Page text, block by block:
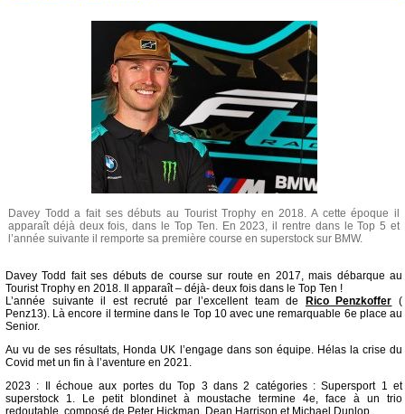
Davey Todd a fait ses débuts au Tourist Trophy en 2018. A cette époque il
apparaît déjà deux fois, dans le Top Ten. En 2023, il rentre dans le Top 5 et
l’année suivante il remporte sa première course en superstock sur BMW.
Davey Todd fait ses débuts de course sur route en 2017, mais débarque au
Tourist Trophy en 2018. Il apparaît – déjà- deux fois dans le Top Ten !
L’année suivante il est recruté par l’excellent team de
Rico Penzkoffer (
Penz13). Là encore il termine dans le Top 10 avec une remarquable 6e place au
Senior.
Au vu de ses résultats, Honda UK l’engage dans son équipe. Hélas la crise du
Covid met un fin à l’aventure en 2021.
2023 : Il échoue aux portes du Top 3 dans 2 catégories : Supersport 1 et
superstock 1. Le petit blondinet à moustache termine 4e, face à un trio
redoutable, composé de Peter Hickman, Dean Harrison et Michael Dunlop.